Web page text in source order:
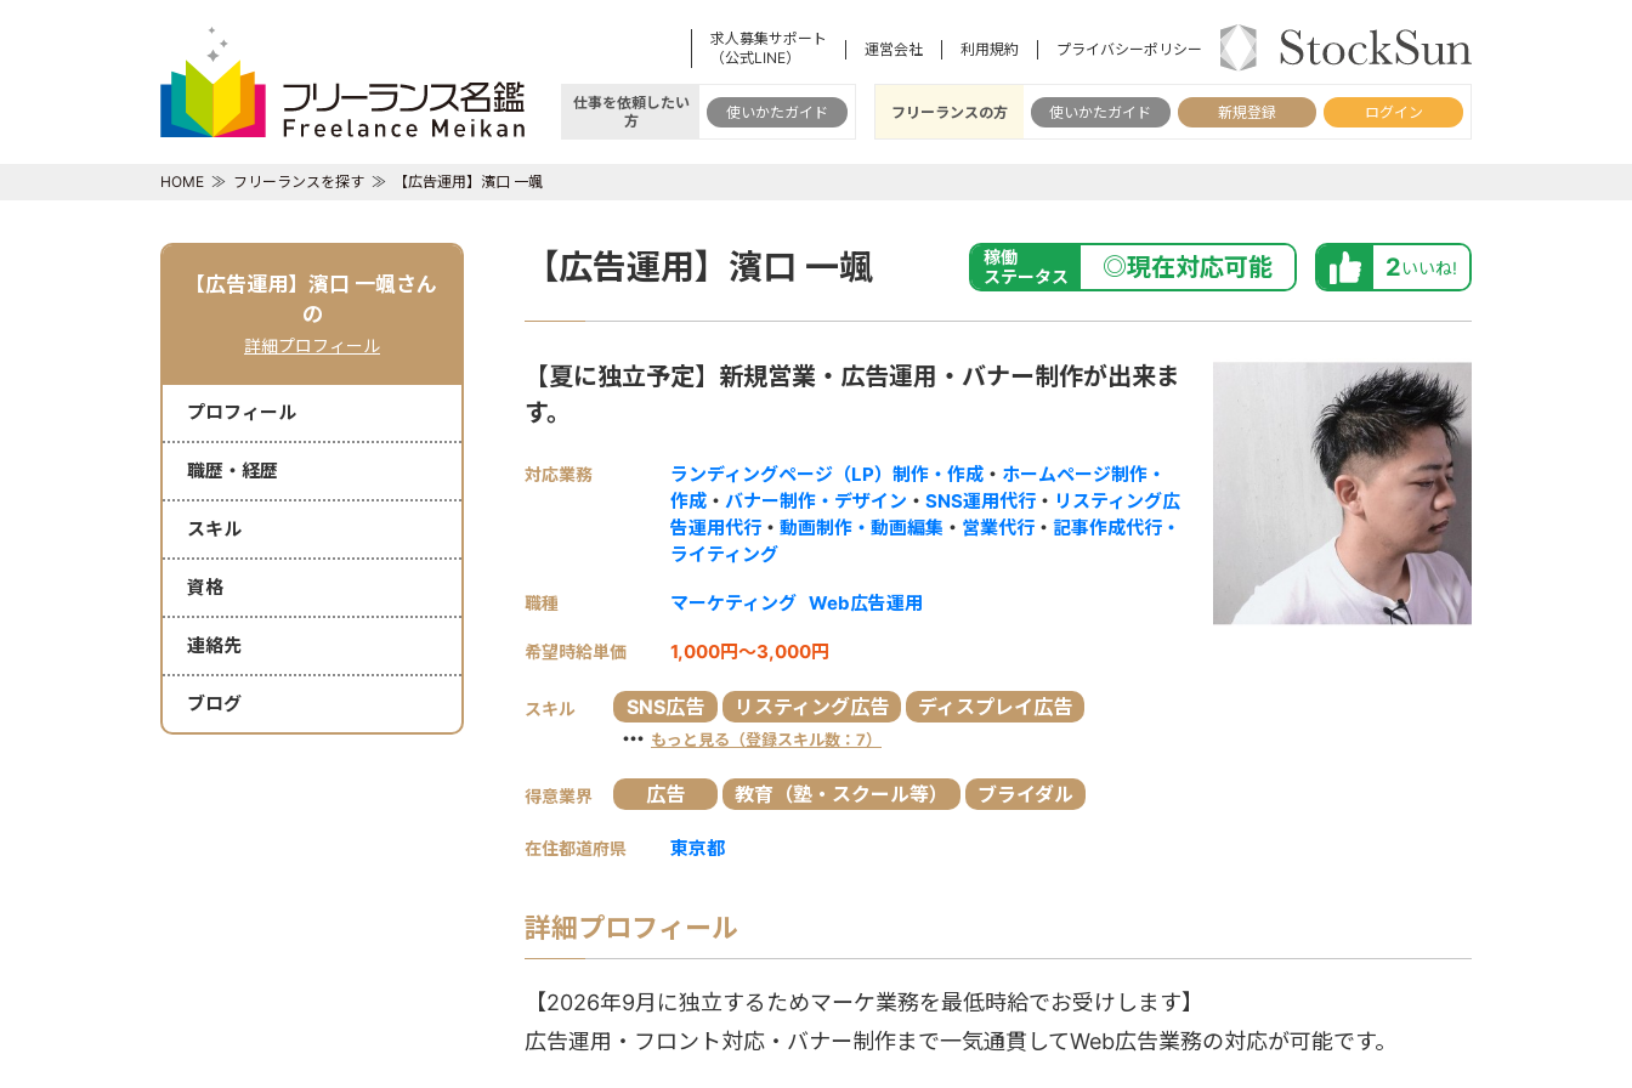
求人募集サポート
（公式LINE）
運営会社 利用規約 プライバシーポリシー
仕事を依頼したい
方
使いかたガイド フリーランスの方 使いかたガイド 新規登録 ログイン
HOME フリーランスを探す 【広告運用】濱口 一颯
【広告運用】濱口 一颯さん
の
詳細プロフィール
プロフィール
職歴・経歴
スキル
資格
連絡先
ブログ
【広告運用】濱口 一颯
稼働
ステータス
◎現在対応可能 2いいね!
【夏に独立予定】新規営業・広告運用・バナー制作が出来ま
す。
対応業務 ランディングページ（LP）制作・作成 ・ ホームページ制作・
作成 ・ バナー制作・デザイン ・ SNS運用代行 ・ リスティング広
告運用代行 ・ 動画制作・動画編集 ・ 営業代行 ・ 記事作成代行・
ライティング
職種 マーケティング Web広告運用
希望時給単価 1,000円～3,000円
スキル SNS広告 リスティング広告 ディスプレイ広告
・・・ もっと見る（登録スキル数：7）
得意業界 広告 教育（塾・スクール等） ブライダル
在住都道府県 東京都
詳細プロフィール
【2026年9月に独立するためマーケ業務を最低時給でお受けします】
広告運用・フロント対応・バナー制作まで一気通貫してWeb広告業務の対応が可能です。